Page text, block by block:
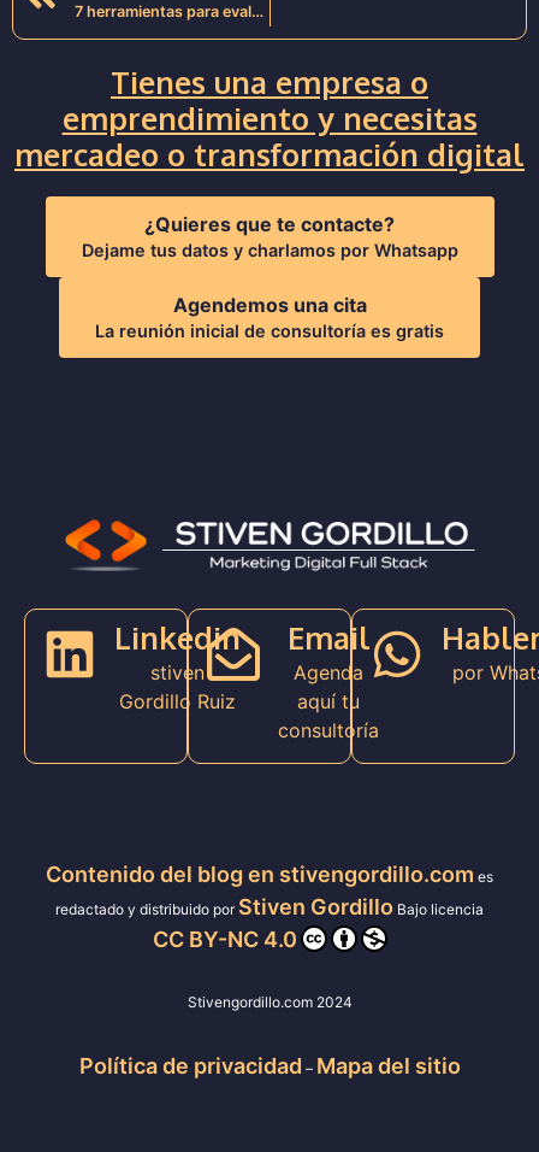
7 herramientas para evaluar la competencia seo
Tienes una empresa o
emprendimiento y necesitas
mercadeo o transformación digital
Agendemos una cita
La reunión inicial de consultoría es gratis
¿Quieres que te contacte?
Dejame tus datos y charlamos por Whatsapp
Linkedin
stiven
Gordillo Ruiz
Email
Agenda
aquí tu
consultoría
por
Contenido del blog en stivengordillo.com es
redactado y distribuido por Stiven Gordillo Bajo licencia
CC BY-NC 4.0
Stivengordillo.com 2024
Política de privacidad – Mapa del sitio